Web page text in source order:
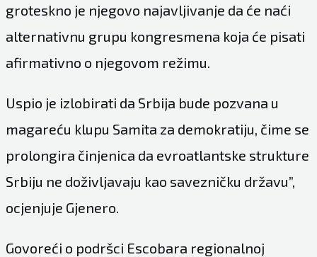
groteskno je njegovo najavljivanje da će naći
alternativnu grupu kongresmena koja će pisati
afirmativno o njegovom režimu.
Uspio je izlobirati da Srbija bude pozvana u
magareću klupu Samita za demokratiju, čime se
prolongira činjenica da evroatlantske strukture
Srbiju ne doživljavaju kao savezničku državu”,
ocjenjuje Gjenero.
Govoreći o podršci Escobara regionalnoj